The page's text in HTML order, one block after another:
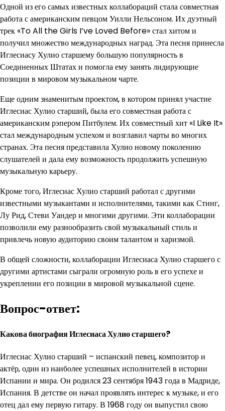
Одной из его самых известных коллабораций стала совместная
работа с американским певцом Уилли Нельсоном. Их дуэтный
трек «To All the Girls I’ve Loved Before» стал хитом и
получил множество международных наград. Эта песня принесла
Иглесиасу Хулио старшему большую популярность в
Соединенных Штатах и помогла ему занять лидирующие
позиции в мировом музыкальном чарте.
Еще одним знаменитым проектом, в котором принял участие
Иглесиас Хулио старший, была его совместная работа с
американским рэпером Питбулем. Их совместный хит «I Like It»
стал международным успехом и возглавил чарты во многих
странах. Эта песня представила Хулио новому поколению
слушателей и дала ему возможность продолжить успешную
музыкальную карьеру.
Кроме того, Иглесиас Хулио старший работал с другими
известными музыкантами и исполнителями, такими как Стинг,
Лу Рид, Стеви Уандер и многими другими. Эти коллаборации
позволили ему разнообразить свой музыкальный стиль и
привлечь новую аудиторию своим талантом и харизмой.
В общей сложности, коллаборации Иглесиаса Хулио старшего с
другими артистами сыграли огромную роль в его успехе и
укреплении его позиции в мировой музыкальной сцене.
Вопрос-ответ:
Какова биография Иглесиаса Хулио старшего?
Иглесиас Хулио старший – испанский певец, композитор и
актёр, один из наиболее успешных исполнителей в истории
Испании и мира. Он родился 23 сентября 1943 года в Мадриде,
Испания. В детстве он начал проявлять интерес к музыке, и его
отец дал ему первую гитару. В 1968 году он выпустил свою